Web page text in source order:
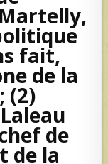
fait,
de la
(2)
de
de la